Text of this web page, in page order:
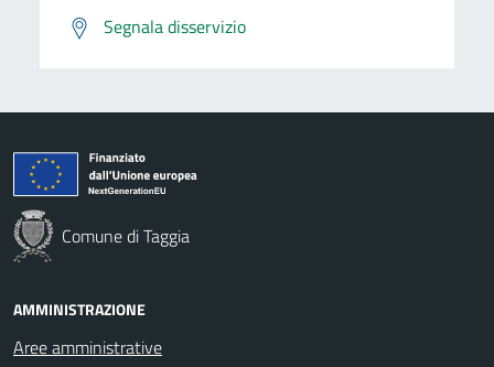
Segnala disservizio
Comune di Taggia
AMMINISTRAZIONE
Aree amministrative